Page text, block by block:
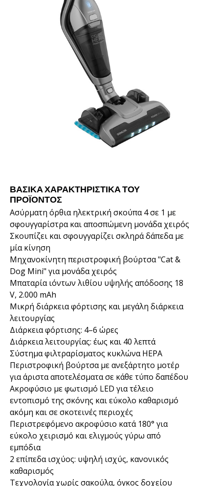
ΒΑΣΙΚΆ ΧΑΡΑΚΤΗΡΙΣΤΙΚΆ ΤΟΥ
ΠΡΟΪΌΝΤΟΣ
Ασύρματη όρθια ηλεκτρική σκούπα 4 σε 1 με
σφουγγαρίστρα και αποσπώμενη μονάδα χειρός
Σκουπίζει και σφουγγαρίζει σκληρά δάπεδα με
μία κίνηση
Μηχανοκίνητη περιστροφική βούρτσα "Cat &
Dog Mini" για μονάδα χειρός
Μπαταρία ιόντων λιθίου υψηλής απόδοσης 18
V, 2.000 mAh
Μικρή διάρκεια φόρτισης και μεγάλη διάρκεια
λειτουργίας
Διάρκεια φόρτισης: 4–6 ώρες
Διάρκεια λειτουργίας: έως και 40 λεπτά
Σύστημα φιλτραρίσματος κυκλώνα HEPA
Περιστροφική βούρτσα με ανεξάρτητο μοτέρ
για άριστα αποτελέσματα σε κάθε τύπο δαπέδου
Ακροφύσιο με φωτισμό LED για τέλειο
εντοπισμό της σκόνης και εύκολο καθαρισμό
ακόμη και σε σκοτεινές περιοχές
Περιστρεφόμενο ακροφύσιο κατά 180° για
εύκολο χειρισμό και ελιγμούς γύρω από
εμπόδια
2 επίπεδα ισχύος: υψηλή ισχύς, κανονικός
καθαρισμός
Τεχνολογία χωρίς σακούλα, όγκος δοχείου